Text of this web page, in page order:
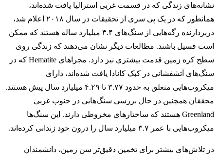
نشانه‌های زندگی که در قسمت غربی استرالیا یافت شده‌اند،
همانطور که در یک پی سری از تحقیقات در سال ۲۰۱۸ اعلام شد،
دربردارنده رگه‌هایی از سنگ‌های ۳.۴ میلیارد ساله هستند که ممکن
است فسیل باشند. مطالعات دیگر نشان می‌دهند که زندگی روی
سطح کره زمین قدمت بیشتری نیز دارد. مجراهای Hematite که در
سنگ‌های آتشفشانی در کبک کانادا یافت شده‌اند، دارای
میکروب‌هایی متعلق به حدود ۳.۷۷ تا ۴.۲۹ میلیارد سال پیش هستند.
محققان همچنین در حال بررسی سنگ‌هایی در جنوب غربی
Greenland هستند که ساختارهای مخروطی دارند. این سنگ‌ها
میکروب‌هایی با عمر ۳.۷ میلیارد سال را درون خود زندانی کرده‌اند.
در تلاش‌های بیشتر برای تخمین دقیق‌تر سن زمین، دانشمندان